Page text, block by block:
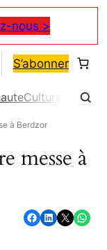
nous >
S’abonner
Culture
à Berdzor
messe à
Partager sur Facebook Partager sur LinkedIn Partager sur X Partager sur WhatsApp